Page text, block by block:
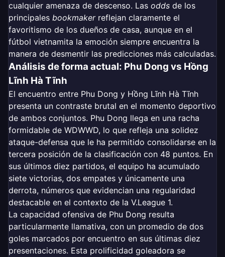
cualquier amenaza de descenso. Las odds de los
principales bookmakerreflejan claramente el
favoritismo de los dueños de casa, aunque en el
fútbol vietnamita la emoción siempre encuentra la
manera de desmentir las predicciones más calculadas.
Análisis de forma actual: Phu Dong vs Hồng
Lĩnh Hà Tĩnh
El encuentro entre Phu Dong y Hồng Lĩnh Hà Tĩnh
presenta un contraste brutal en el momento deportivo
de ambos conjuntos. Phu Dong llega en una racha
formidable de WDWWD, lo que refleja una solidez
ataque-defensa que le ha permitido consolidarse en la
tercera posición de la clasificación con 48 puntos. En
sus últimos diez partidos, el equipo ha acumulado
siete victorias, dos empates y únicamente una
derrota, números que evidencian una regularidad
destacable en el contexto de la V.League 1.
La capacidad ofensiva de Phu Dong resulta
particularmente llamativa, con un promedio de dos
goles marcados por encuentro en sus últimas diez
presentaciones. Esta prolificidad goleadora se